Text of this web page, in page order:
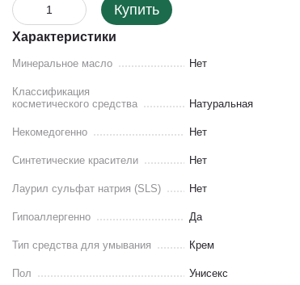
Купить
Характеристики
Минеральное масло Нет
Классификация
косметического средства
Натуральная
Некомедогенно Нет
Синтетические красители Нет
Лаурил сульфат натрия (SLS) Нет
Гипоаллергенно Да
Тип средства для умывания Крем
Пол Унисекс